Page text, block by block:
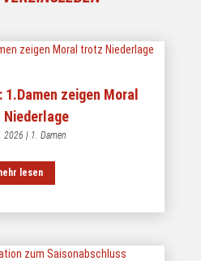
zeigen Moral
2026 | 1. Damen
lesen